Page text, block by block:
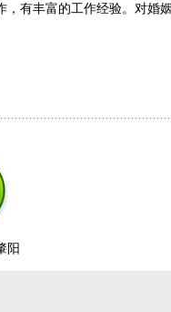
有丰富的工作经验。对婚
阳